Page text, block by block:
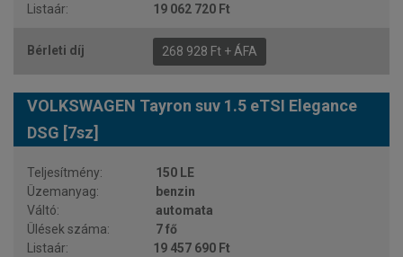
19 062 720 Ft
268 928 Ft + ÁFA
VOLKSWAGEN Tayron suv 1.5 eTSI Elegance
DSG [7sz]
150 LE
benzin
automata
7 fő
19 457 690 Ft